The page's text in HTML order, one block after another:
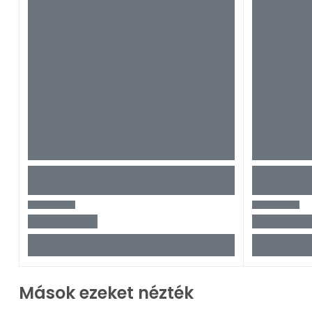
Mások ezeket nézték